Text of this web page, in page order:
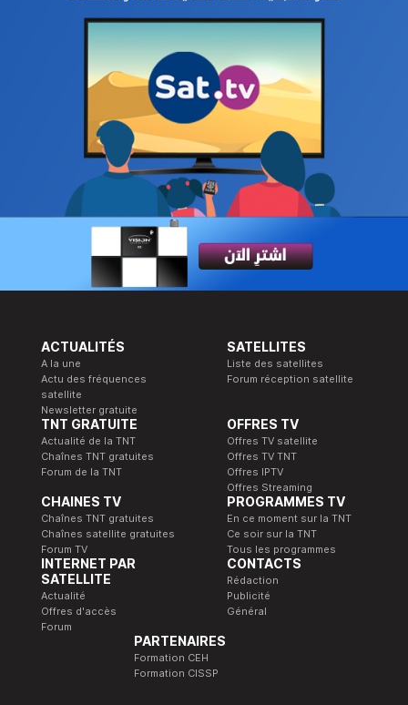
ACTUALITÉS
A la une
Actu des fréquences
satellite
Newsletter gratuite
SATELLITES
Liste des satellites
Forum réception satellite
TNT GRATUITE
Actualité de la TNT
Chaînes TNT gratuites
Forum de la TNT
OFFRES TV
Offres TV satellite
Offres TV TNT
Offres IPTV
Offres Streaming
CHAINES TV
Chaînes TNT gratuites
Chaînes satellite gratuites
Forum TV
PROGRAMMES TV
En ce moment sur la TNT
Ce soir sur la TNT
Tous les programmes
INTERNET PAR
SATELLITE
Actualité
Offres d'accès
Forum
CONTACTS
Rédaction
Publicité
Général
PARTENAIRES
Formation CEH
Formation CISSP